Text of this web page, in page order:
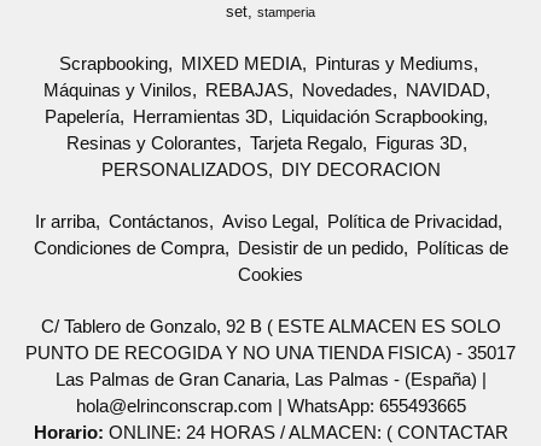
set stamperia
Scrapbooking MIXED MEDIA
Pinturas y Mediums
Máquinas y Vinilos
REBAJAS Novedades
NAVIDAD
Papelería
Herramientas 3D
Liquidación Scrapbooking
Resinas y Colorantes
Tarjeta Regalo
Figuras 3D
PERSONALIZADOS
DIY DECORACION
Ir arriba Contáctanos Aviso Legal
Política de Privacidad
Condiciones de Compra
Desistir de un pedido
Políticas de
Cookies
C/ Tablero de Gonzalo, 92 B ( ESTE ALMACEN ES SOLO
PUNTO DE RECOGIDA Y NO UNA TIENDA FISICA) - 35017
Las Palmas de Gran Canaria, Las Palmas - (España) |
hola@elrinconscrap.com | WhatsApp: 655493665
Horario: ONLINE: 24 HORAS / ALMACEN: ( CONTACTAR